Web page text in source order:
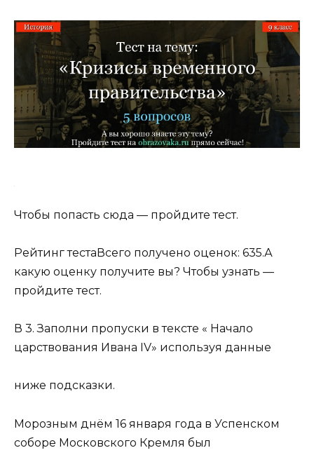
Чтобы попасть сюда — пройдите тест.
Рейтинг тестаВсего получено оценок: 635.А
какую оценку получите вы? Чтобы узнать —
пройдите тест.
В 3. Заполни пропуски в тексте « Начало
царствования Ивана IV» используя данные
ниже подсказки.
Морозным днём 16 января года в Успенском
соборе Московского Кремля был